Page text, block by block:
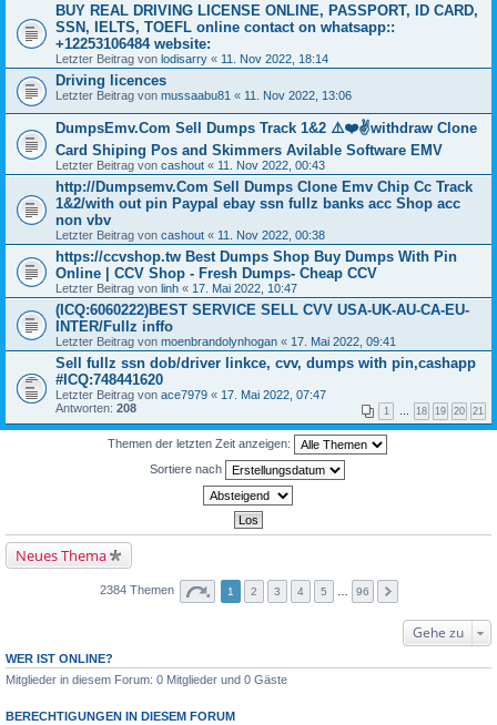
BUY REAL DRIVING LICENSE ONLINE, PASSPORT, ID CARD,
SSN, IELTS, TOEFL online contact on whatsapp::
+12253106484 website:
Letzter Beitrag von lodisarry « 11. Nov 2022, 18:14
Driving licences
Letzter Beitrag von mussaabu81 « 11. Nov 2022, 13:06
DumpsEmv.Com Sell Dumps Track 1&2 ⚠️❤️✌withdraw Clone
Card Shiping Pos and Skimmers Avilable Software EMV
Letzter Beitrag von cashout « 11. Nov 2022, 00:43
http://Dumpsemv.Com Sell Dumps Clone Emv Chip Cc Track
1&2/with out pin Paypal ebay ssn fullz banks acc Shop acc
non vbv
Letzter Beitrag von cashout « 11. Nov 2022, 00:38
https://ccvshop.tw Best Dumps Shop Buy Dumps With Pin
Online | CCV Shop - Fresh Dumps- Cheap CCV
Letzter Beitrag von linh « 17. Mai 2022, 10:47
(ICQ:6060222)BEST SERVICE SELL CVV USA-UK-AU-CA-EU-
INTER/Fullz inffo
Letzter Beitrag von moenbrandolynhogan « 17. Mai 2022, 09:41
Sell fullz ssn dob/driver linkce, cvv, dumps with pin,cashapp
#ICQ:748441620
Letzter Beitrag von ace7979 « 17. Mai 2022, 07:47
Antworten: 208 1 … 18 19 20 21
Themen der letzten Zeit anzeigen:
Sortiere nach
Neues Thema
2384 Themen 1 2 3 4 5 96
Gehe zu
WER IST ONLINE?
Mitglieder in diesem Forum: 0 Mitglieder und 0 Gäste
BERECHTIGUNGEN IN DIESEM FORUM